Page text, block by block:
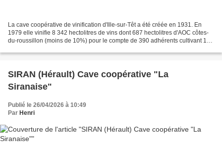
La cave coopérative de vinification d'Ille-sur-Têt a été créée en 1931. En
1979 elle vinifie 8 342 hectolitres de vins dont 687 hectolitres d'AOC côtes-
du-roussillon (moins de 10%) pour le compte de 390 adhérents cultivant 165
SIRAN (Hérault) Cave coopérative "La
Siranaise"
Publié le 26/04/2026 à 10:49
Par Henri